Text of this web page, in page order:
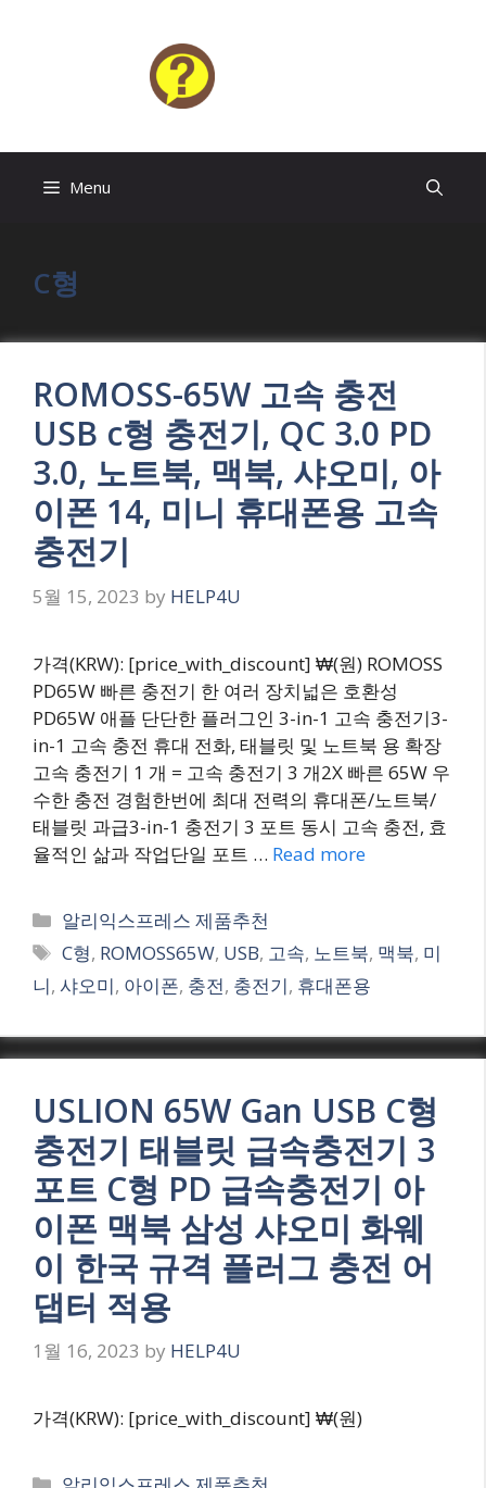
Menu
C형
ROMOSS-65W 고속 충전
USB c형 충전기, QC 3.0 PD
3.0, 노트북, 맥북, 샤오미, 아
이폰 14, 미니 휴대폰용 고속
충전기
5월 15, 2023 by HELP4U
가격(KRW): [price_with_discount] ₩(원) ROMOSS
PD65W 빠른 충전기 한 여러 장치넓은 호환성
PD65W 애플 단단한 플러그인 3-in-1 고속 충전기3-
in-1 고속 충전 휴대 전화, 태블릿 및 노트북 용 확장
고속 충전기 1 개 = 고속 충전기 3 개2X 빠른 65W 우
수한 충전 경험한번에 최대 전력의 휴대폰/노트북/
태블릿 과급3-in-1 충전기 3 포트 동시 고속 충전, 효
율적인 삶과 작업단일 포트 … Read more
Categories
알리익스프레스 제품추천
Tags
C형, ROMOSS65W, USB, 고속, 노트북, 맥북, 미
니, 샤오미, 아이폰, 충전, 충전기, 휴대폰용
USLION 65W Gan USB C형
충전기 태블릿 급속충전기 3
포트 C형 PD 급속충전기 아
이폰 맥북 삼성 샤오미 화웨
이 한국 규격 플러그 충전 어
댑터 적용
1월 16, 2023 by HELP4U
가격(KRW): [price_with_discount] ₩(원)
Categories